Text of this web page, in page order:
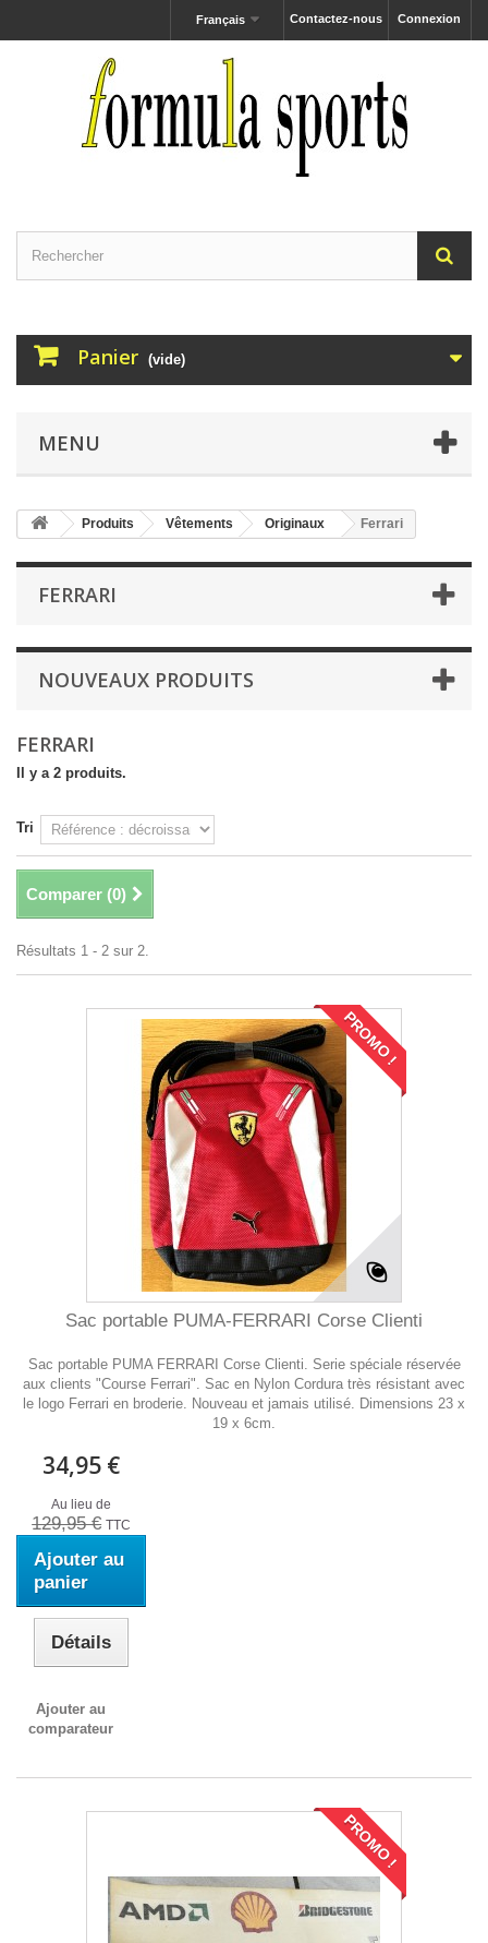
Connexion
Contactez-nous
Français
Panier (vide)
MENU
Produits Vêtements Originaux Ferrari
FERRARI
NOUVEAUX PRODUITS
FERRARI
Il y a 2 produits.
Tri
Comparer (0)
Résultats 1 - 2 sur 2.
PROMO !
Sac portable PUMA-FERRARI Corse Clienti
Sac portable PUMA FERRARI Corse Clienti. Serie spéciale réservée
aux clients "Course Ferrari". Sac en Nylon Cordura très résistant avec
le logo Ferrari en broderie. Nouveau et jamais utilisé. Dimensions 23 x
19 x 6cm.
34,95 €
Au lieu de
129,95 € TTC
Ajouter au
panier
Détails
Ajouter au
comparateur
PROMO !